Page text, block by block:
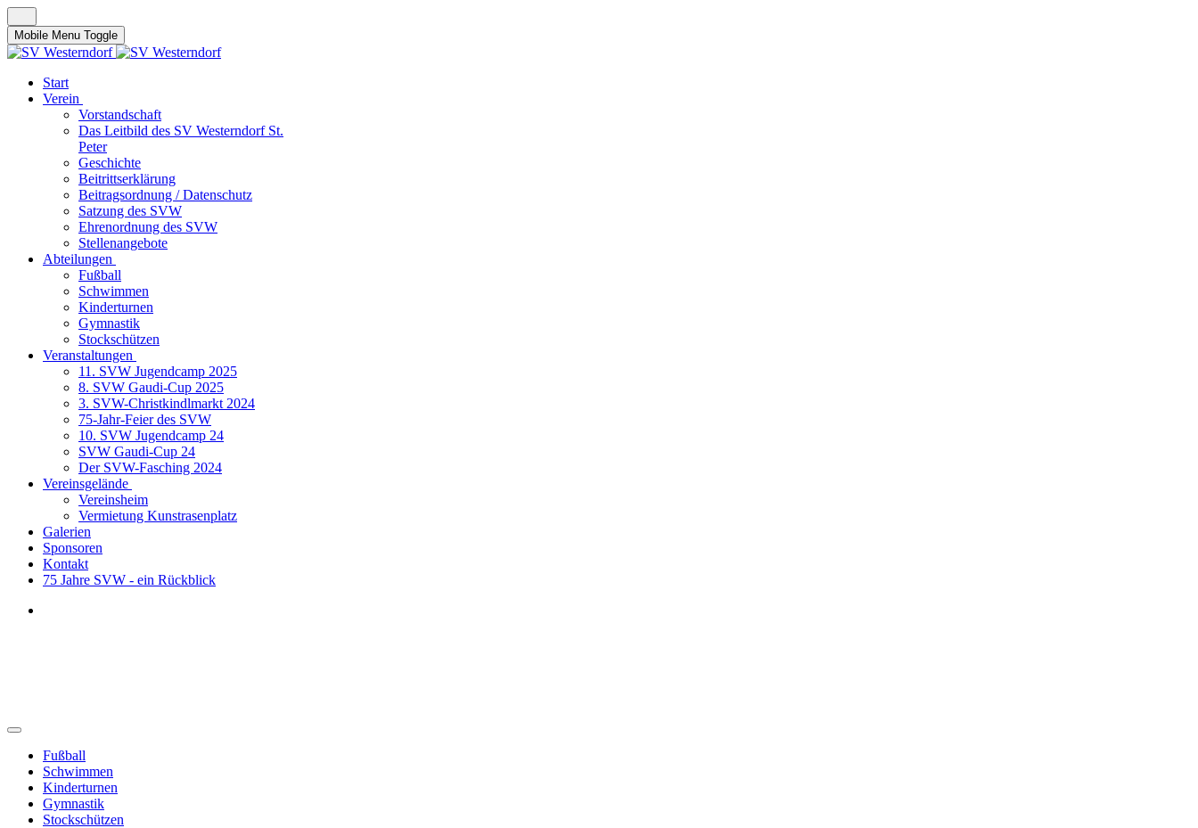
Mobile Menu Toggle
Start
Verein
Vorstandschaft
Das Leitbild des SV Westerndorf St.
Peter
Geschichte
Beitrittserklärung
Beitragsordnung / Datenschutz
Satzung des SVW
Ehrenordnung des SVW
Stellenangebote
Abteilungen
Fußball
Schwimmen
Kinderturnen
Gymnastik
Stockschützen
Veranstaltungen
11. SVW Jugendcamp 2025
8. SVW Gaudi-Cup 2025
3. SVW-Christkindlmarkt 2024
75-Jahr-Feier des SVW
10. SVW Jugendcamp 24
SVW Gaudi-Cup 24
Der SVW-Fasching 2024
Vereinsgelände
Vereinsheim
Vermietung Kunstrasenplatz
Galerien
Sponsoren
Kontakt
75 Jahre SVW - ein Rückblick
Fußball
Schwimmen
Kinderturnen
Gymnastik
Stockschützen